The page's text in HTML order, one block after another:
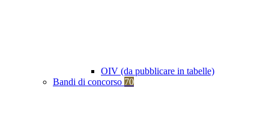
OIV (da pubblicare in tabelle)
Bandi di concorso 70